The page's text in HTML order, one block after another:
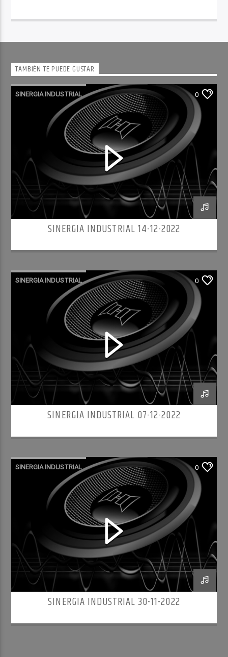
TAMBIÉN TE PUEDE GUSTAR
SINERGIA INDUSTRIAL 0
SINERGIA INDUSTRIAL 14-12-2022
SINERGIA INDUSTRIAL 0
SINERGIA INDUSTRIAL 07-12-2022
SINERGIA INDUSTRIAL 0
SINERGIA INDUSTRIAL 30-11-2022